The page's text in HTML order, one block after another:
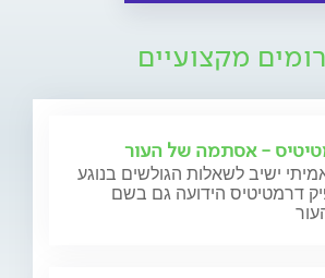
מקצועיים
- אסתמה של העור
ישיב לשאלות הגולשים בנוגע
דרמטיטיס הידועה גם בשם